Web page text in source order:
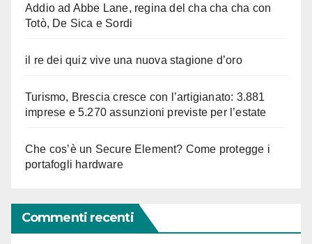
Addio ad Abbe Lane, regina del cha cha cha con
Totò, De Sica e Sordi
il re dei quiz vive una nuova stagione d’oro
Turismo, Brescia cresce con l’artigianato: 3.881
imprese e 5.270 assunzioni previste per l’estate
Che cos’è un Secure Element? Come protegge i
portafogli hardware
Commenti recenti